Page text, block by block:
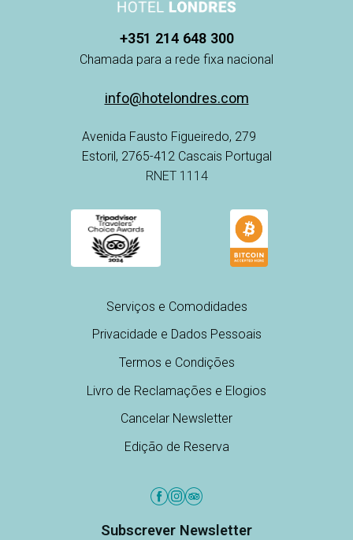
+351 214 648 300
Chamada para a rede fixa nacional
info@hotelondres.com
Avenida Fausto Figueiredo, 279
Estoril, 2765-412 Cascais Portugal
RNET 1114
Serviços e Comodidades
Privacidade e Dados Pessoais
Termos e Condições
Livro de Reclamações e Elogios
Cancelar Newsletter
Edição de Reserva
Subscrever Newsletter